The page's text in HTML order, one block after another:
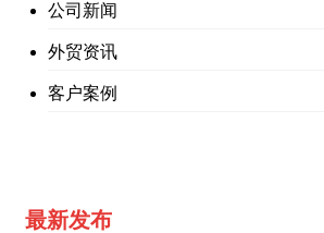
公司新闻
外贸资讯
客户案例
最新发布